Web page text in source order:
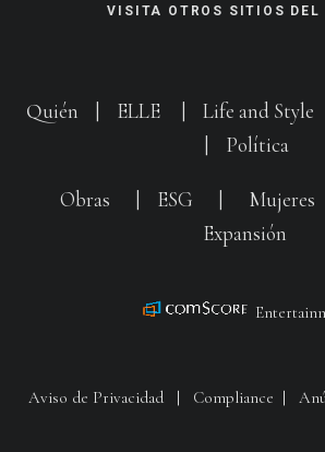
VISITA OTROS SITIOS DEL
Quién ELLE Life and Style
Política
Obras ESG Mujeres
Expansión
Aviso de Privacidad| Compliance